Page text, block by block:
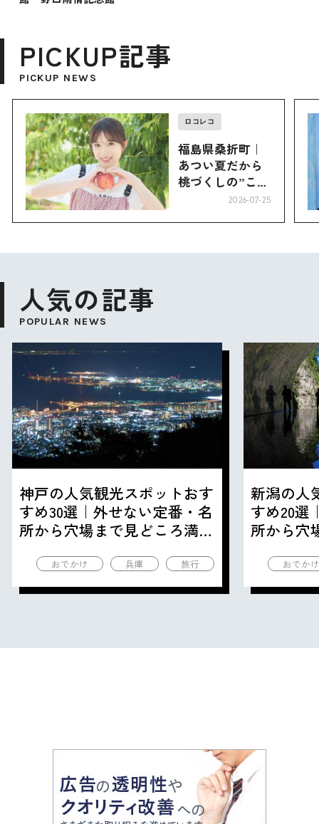
PICKUP記事
PICKUP NEWS
ロコレコ
福島県桑折町｜
あつい夏だから
桃づくしの”こお
2026-07-25
人気の記事
POPULAR NEWS
神戸の人気観光スポットおす
すめ30選｜外せない定番・名
所から穴場まで見どころ満載
おでかけ 兵庫 旅行
新潟の人
すめ20選
所から穴
おでか